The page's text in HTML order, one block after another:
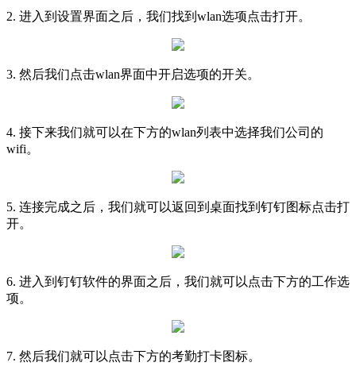
2. 进入到设置界面之后，我们找到wlan选项点击打开。
3. 然后我们点击wlan界面中开启选项的开关。
4. 接下来我们就可以在下方的wlan列表中选择我们公司的
wifi。
5. 连接完成之后，我们就可以返回到桌面找到钉钉图标点击打
开。
6. 进入到钉钉软件的界面之后，我们就可以点击下方的工作选
项。
7. 然后我们就可以点击下方的考勤打卡图标。